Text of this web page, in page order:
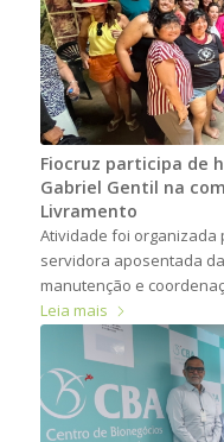
Fiocruz participa de
Gabriel Gentil na
Livramento
Atividade foi organizada
servidora aposentada
manutenção e
Leia mais